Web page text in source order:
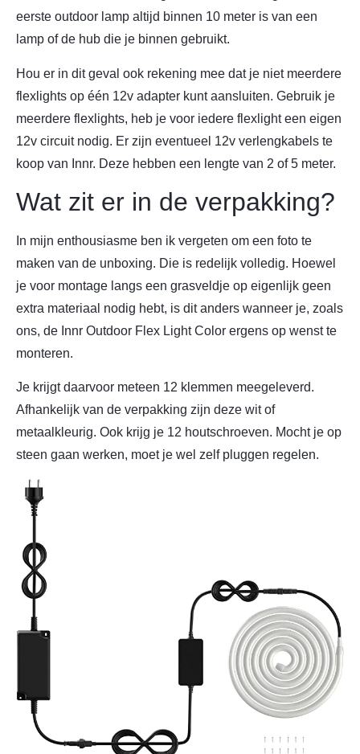
eerste outdoor lamp altijd binnen 10 meter is van een
lamp of de hub die je binnen gebruikt.
Hou er in dit geval ook rekening mee dat je niet meerdere
flexlights op één 12v adapter kunt aansluiten. Gebruik je
meerdere flexlights, heb je voor iedere flexlight een eigen
12v circuit nodig. Er zijn eventueel 12v verlengkabels te
koop van Innr. Deze hebben een lengte van 2 of 5 meter.
Wat zit er in de verpakking?
In mijn enthousiasme ben ik vergeten om een foto te
maken van de unboxing. Die is redelijk volledig. Hoewel
je voor montage langs een grasveldje op eigenlijk geen
extra materiaal nodig hebt, is dit anders wanneer je, zoals
ons, de Innr Outdoor Flex Light Color ergens op wenst te
monteren.
Je krijgt daarvoor meteen 12 klemmen meegeleverd.
Afhankelijk van de verpakking zijn deze wit of
metaalkleurig. Ook krijg je 12 houtschroeven. Mocht je op
steen gaan werken, moet je wel zelf pluggen regelen.